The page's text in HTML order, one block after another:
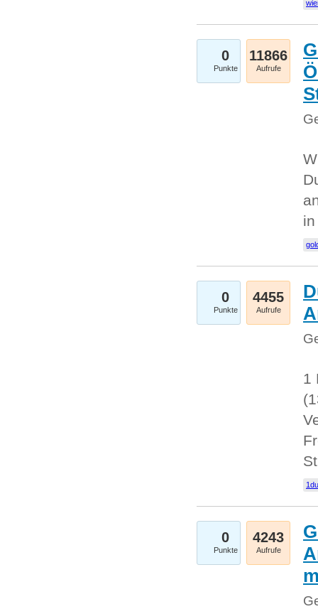
0
Punkte
11866
Aufrufe
0
Punkte
4455
Aufrufe
1
0
Punkte
4243
Aufrufe